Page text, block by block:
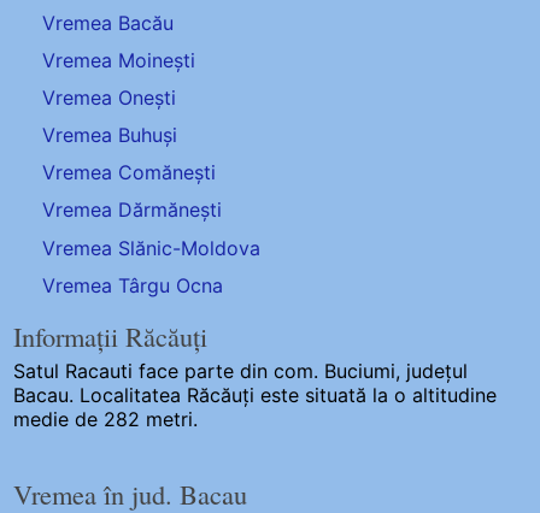
Vremea Bacău
Vremea Moinești
Vremea Onești
Vremea Buhuși
Vremea Comănești
Vremea Dărmănești
Vremea Slănic-Moldova
Vremea Târgu Ocna
Informații Răcăuți
Satul Racauti face parte din com. Buciumi, județul
Bacau. Localitatea Răcăuți este situată la o altitudine
medie de 282 metri.
Vremea în jud. Bacau